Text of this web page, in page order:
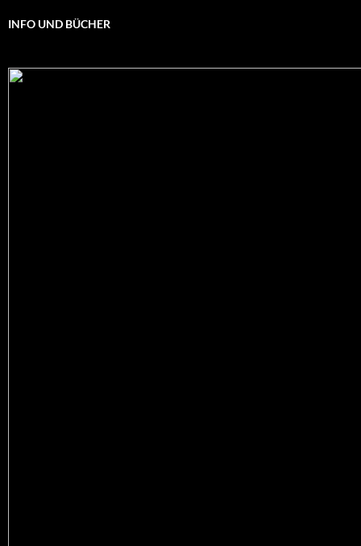
INFO UND BÜCHER